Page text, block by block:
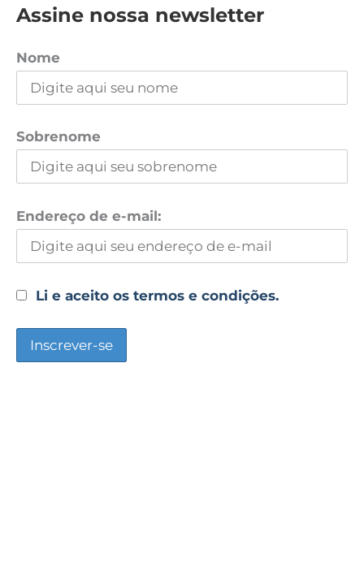
Assine nossa newsletter
Nome
Sobrenome
Endereço de e-mail:
Li e aceito os termos e condições.